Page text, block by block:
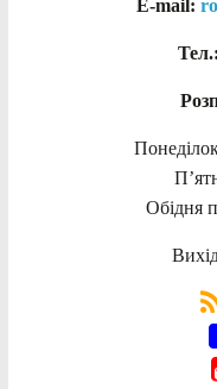
E-mail:
Тел.:
Обідня